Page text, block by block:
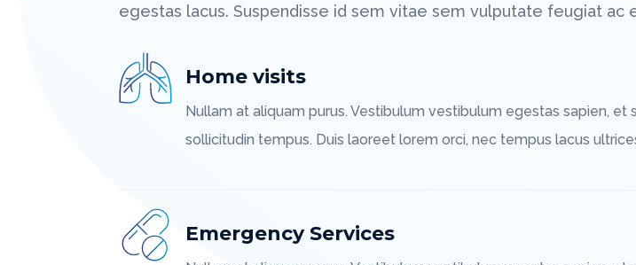
egestas lacus. Suspendisse id sem vitae sem vulputate feugiat ac
Home visits
Nullam at aliquam purus. Vestibulum vestibulum egestas sapien, et
sollicitudin tempus. Duis laoreet lorem orci, nec tempus lacus
Emergency Services